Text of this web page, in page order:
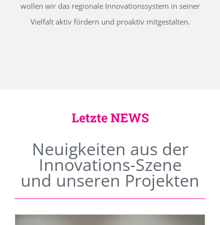
wollen wir das regionale Innovationssystem in seiner
Vielfalt aktiv fördern und proaktiv mitgestalten.
Letzte NEWS
Neuigkeiten aus der
Innovations-Szene
und unseren Projekten